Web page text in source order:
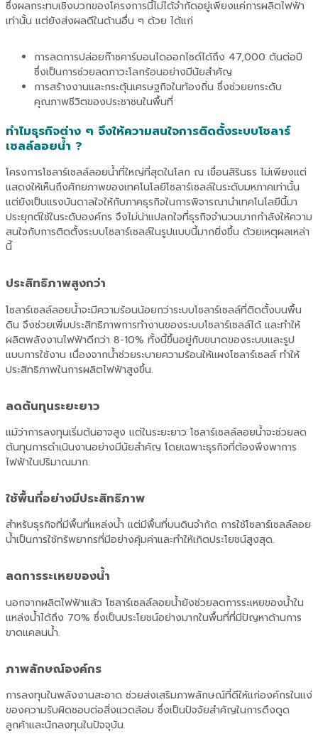
ซึ่งผลกระทบเชิงบวกของโครงการนี้ไม่ได้จำกัดอยู่เพียงแค่การผลิตไฟฟ้า
เท่านั้น แต่ยังส่งผลดีในด้านอื่น ๆ ด้วย ได้แก่
การลดการปล่อยก๊าซคาร์บอนไดออกไซด์ได้ถึง 47,000 ตันต่อปี
ซึ่งเป็นการช่วยลดภาวะโลกร้อนอย่างมีนัยสำคัญ
การสร้างงานและกระตุ้นเศรษฐกิจในท้องถิ่น ซึ่งช่วยยกระดับ
คุณภาพชีวิตของประชาชนในพื้นที่
ทำไมธุรกิจต่าง ๆ จึงให้ความสนใจการติดตั้งระบบโซลาร์
เซลล์ลอยน้ำ ?
โครงการโซลาร์เซลล์ลอยน้ำที่ใหญ่ที่สุดในโลก ณ เขื่อนสิรินธร ไม่เพียงแต่
แสดงให้เห็นถึงศักยภาพของเทคโนโลยีโซลาร์เซลล์ในระดับมหภาคเท่านั้น
แต่ยังเป็นแรงบันดาลใจให้กับภาคธุรกิจในการพิจารณานำเทคโนโลยีนี้มา
ประยุกต์ใช้ในระดับองค์กร จึงไม่น่าแปลกใจที่ธุรกิจจำนวนมากกำลังให้ความ
สนใจกับการติดตั้งระบบโซลาร์เซลล์ในรูปแบบนี้มากยิ่งขึ้น ด้วยเหตุผลเหล่า
นี้
ประสิทธิภาพสูงกว่า
โซลาร์เซลล์ลอยน้ำจะมีความร้อนน้อยกว่าระบบโซลาร์เซลล์ที่ติดตั้งบนพื้น
ดิน จึงช่วยเพิ่มประสิทธิภาพการทำงานของระบบโซลาร์เซลล์ได้ และทำให้
ผลิตพลังงานไฟฟ้าดีกว่า 8-10% ทั้งนี้ขึ้นอยู่กับขนาดของระบบและรูป
แบบการใช้งาน เนื่องจากน้ำช่วยระบายความร้อนให้แผงโซลาร์เซลล์ ทำให้
ประสิทธิภาพในการผลิตไฟฟ้าสูงขึ้น.
ลดต้นทุนระยะยาว
แม้ว่าการลงทุนเริ่มต้นอาจสูง แต่ในระยะยาว โซลาร์เซลล์ลอยน้ำจะช่วยลด
ต้นทุนการดำเนินงานอย่างมีนัยสำคัญ โดยเฉพาะธุรกิจที่ต้องพึงพาการ
ไฟฟ้าในปริมาณมาก.
ใช้พื้นที่อย่างมีประสิทธิภาพ
สำหรับธุรกิจที่มีพื้นที่แหล่งน้ำ แต่มีพื้นที่บนดินจำกัด การใช้โซลาร์เซลล์ลอย
น้ำเป็นการใช้ทรัพยากรที่มีอย่างคุ้มค่าและทำให้เกิดประโยชน์สูงสุด.
ลดการระเหยของน้ำ
นอกจากผลิตไฟฟ้าแล้ว โซลาร์เซลล์ลอยน้ำยังช่วยลดการระเหยของน้ำใน
แหล่งน้ำได้ถึง 70% ซึ่งเป็นประโยชน์อย่างมากในพื้นที่ที่มีปัญหาด้านการ
ขาดแคลนน้ำ.
ภาพลักษณ์องค์กร
การลงทุนในพลังงานสะอาด ช่วยส่งเสริมภาพลักษณ์ที่ดีให้แก่องค์กรในแง่
ของความรับผิดชอบต่อสิ่งแวดล้อม ซึ่งเป็นปัจจัยสำคัญในการดึงดูด
ลูกค้าและนักลงทุนในปัจจุบัน.